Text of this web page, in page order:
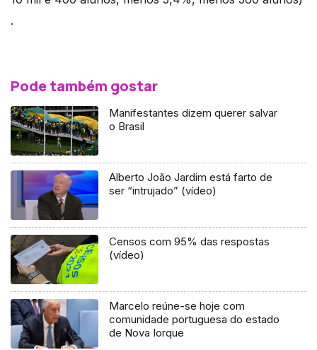
.
Pode também gostar
Manifestantes dizem querer salvar
o Brasil
Alberto João Jardim está farto de
ser “intrujado” (vídeo)
Censos com 95% das respostas
(vídeo)
Marcelo reúne-se hoje com
comunidade portuguesa do estado
de Nova Iorque